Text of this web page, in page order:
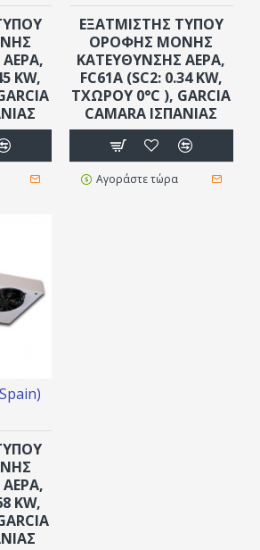
KW,
ΕΞΑΤΜΙΣΤΗΣ ΤΥΠΟΥ
ΟΡΟΦΗΣ ΜΟΝΗΣ
ΚΑΤΕΥΘΥΝΣΗΣ ΑΕΡΑ,
FC61A (SC2: 0.34 KW,
ΤΧΏΡΟΥ 0°C ), GARCIA
CAMARA ΙΣΠΑΝΊΑΣ
Αγοράστε τώρα
KW,